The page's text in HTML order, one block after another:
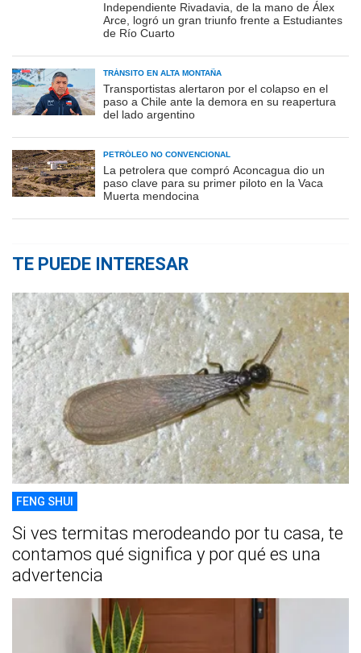
Independiente Rivadavia, de la mano de Álex
Arce, logró un gran triunfo frente a Estudiantes
de Río Cuarto
TRÁNSITO EN ALTA MONTAÑA
Transportistas alertaron por el colapso en el
paso a Chile ante la demora en su reapertura
del lado argentino
PETRÓLEO NO CONVENCIONAL
La petrolera que compró Aconcagua dio un
paso clave para su primer piloto en la Vaca
Muerta mendocina
TE PUEDE INTERESAR
FENG SHUI
Si ves termitas merodeando por tu casa, te
contamos qué significa y por qué es una
advertencia